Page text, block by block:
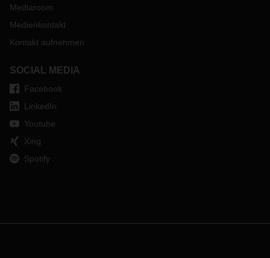
Mediaroom
Medienkontakt
Kontakt aufnehmen
SOCIAL MEDIA
Facebook
LinkedIn
Youtube
Xing
Spotify